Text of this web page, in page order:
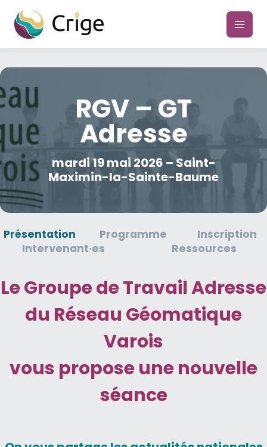
contenu
main
RGV – GT
Adresse
mardi 19 mai 2026 – Saint-
Maximin-la-Sainte-Baume
Présentation Programme
Inscription
Intervenant·es
Ressources
Le Groupe de Travail Adresse
du Réseau Géomatique
Varois
vous propose une nouvelle
séance